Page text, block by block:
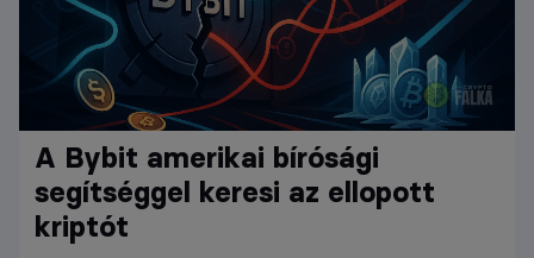
A Bybit amerikai bírósági
segítséggel keresi az ellopott
kriptót